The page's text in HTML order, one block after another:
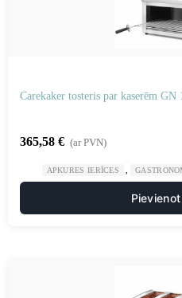
Carekaker tosteris par kaserēm
365,58 € (ar PVN)
APKURES IERĪCES